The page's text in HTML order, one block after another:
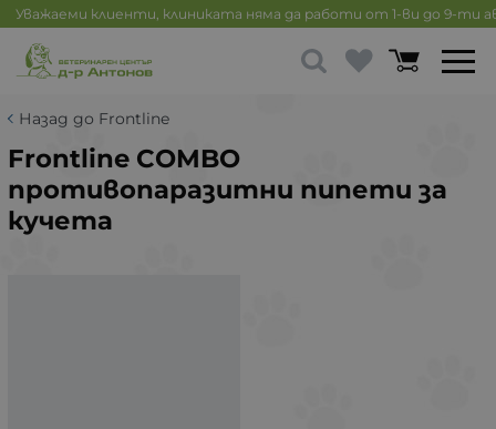
Уважаеми клиенти, клиниката няма да работи от 1-ви до 9-ти
Назад до Frontline
Frontline COMBO
противопаразитни пипети за
кучета